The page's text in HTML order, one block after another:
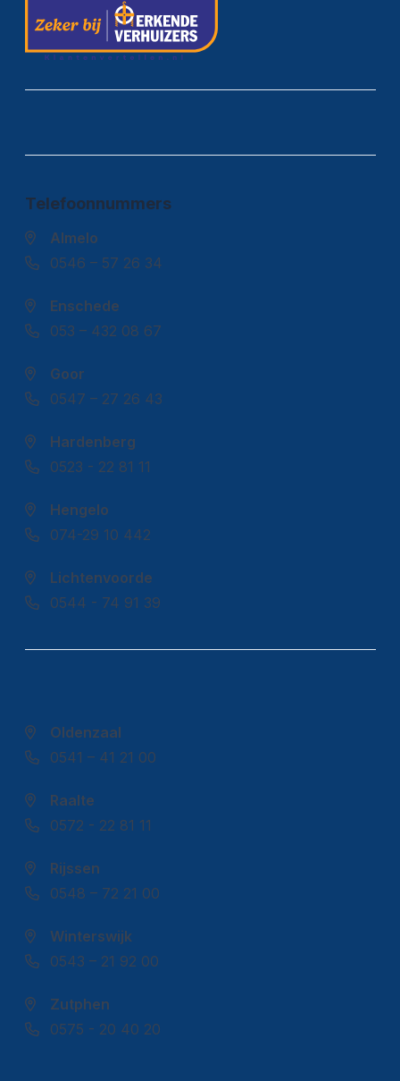
Telefoonnummers
Almelo
0546 – 57 26 34
Enschede
053 – 432 08 67
Goor
0547 – 27 26 43
Hardenberg
0523 - 22 81 11
Hengelo
074-29 10 442
Lichtenvoorde
0544 - 74 91 39
Oldenzaal
0541 – 41 21 00
Raalte
0572 - 22 81 11
Rijssen
0548 – 72 21 00
Winterswijk
0543 – 21 92 00
Zutphen
0575 - 20 40 20